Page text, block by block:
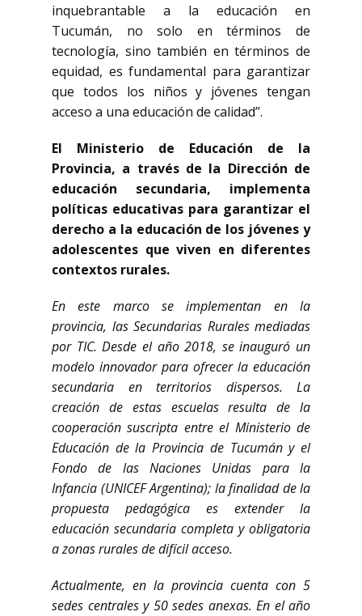
inquebrantable a la educación en
Tucumán, no solo en términos de
tecnología, sino también en términos de
equidad, es fundamental para garantizar
que todos los niños y jóvenes tengan
acceso a una educación de calidad”.
El Ministerio de Educación de la
Provincia, a través de la Dirección de
educación secundaria, implementa
políticas educativas para garantizar el
derecho a la educación de los jóvenes y
adolescentes que viven en diferentes
contextos rurales.
En este marco se implementan en la
provincia, las Secundarias Rurales mediadas
por TIC. Desde el año 2018, se inauguró un
modelo innovador para ofrecer la educación
secundaria en territorios dispersos. La
creación de estas escuelas resulta de la
cooperación suscripta entre el Ministerio de
Educación de la Provincia de Tucumán y el
Fondo de las Naciones Unidas para la
Infancia (UNICEF Argentina); la finalidad de la
propuesta pedagógica es extender la
educación secundaria completa y obligatoria
a zonas rurales de difícil acceso.
Actualmente, en la provincia cuenta con 5
sedes centrales y 50 sedes anexas. En el año